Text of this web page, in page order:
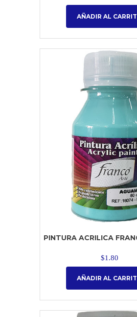
AÑADIR AL
PINTURA ACRILICA
$1.80
AÑADIR AL